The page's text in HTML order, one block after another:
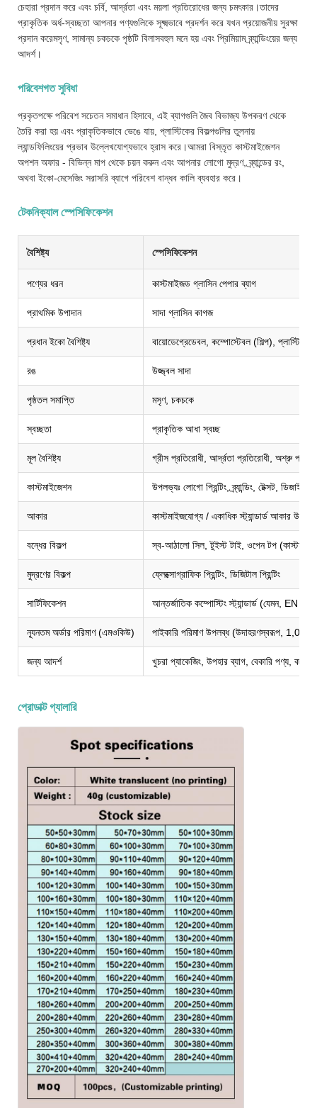
চেহারা প্রদান করে এবং চর্বি, আর্দ্রতা এবং ময়লা প্রতিরোধের জন্য চমৎকার।তাদের
প্রাকৃতিক অর্ধ-স্বচ্ছতা আপনার পণ্যগুলিকে সূক্ষ্মভাবে প্রদর্শন করে যখন প্রয়োজনীয় সুরক্ষা
প্রদান করেমসৃণ, সামান্য চকচকে পৃষ্ঠটি বিলাসবহুল মনে হয় এবং প্রিমিয়াম ব্র্যান্ডিংয়ের জন্য
আদর্শ।
পরিবেশগত সুবিধা
প্রকৃতপক্ষে পরিবেশ সচেতন সমাধান হিসাবে, এই ব্যাগগুলি জৈব বিভাজ্য উপকরণ থেকে
তৈরি করা হয় এবং প্রাকৃতিকভাবে ভেঙে যায়, প্লাস্টিকের বিকল্পগুলির তুলনায়
ল্যান্ডফিলিংয়ের প্রভাব উল্লেখযোগ্যভাবে হ্রাস করে।আমরা বিস্তৃত কাস্টমাইজেশন
অপশন অফার - বিভিন্ন মাপ থেকে চয়ন করুন এবং আপনার লোগো মুদ্রণ, ব্র্যান্ডের রং,
অথবা ইকো-মেসেজিং সরাসরি ব্যাগে পরিবেশ বান্ধব কালি ব্যবহার করে।
টেকনিক্যাল স্পেসিফিকেশন
বৈশিষ্ট্য স্পেসিফিকেশন
পণ্যের ধরন কাস্টমাইজড গ্লাসিন পেপার ব্যাগ
প্রাথমিক উপাদান সাদা গ্লাসিন কাগজ
প্রধান ইকো বৈশিষ্ট্য বায়োডেগ্রেডেবল, কম্পোস্টেবল (শিল্প), প্লাস্টিক
রঙ উজ্জ্বল সাদা
পৃষ্ঠতল সমাপ্তি মসৃণ, চকচকে
স্বচ্ছতা প্রাকৃতিক আধা স্বচ্ছ
মূল বৈশিষ্ট্য গ্রীস প্রতিরোধী, আর্দ্রতা প্রতিরোধী, অশ্রু
কাস্টমাইজেশন উপলভ্যঃ লোগো প্রিন্টিং, ব্র্যান্ডিং, টেক্সট, ডিজাইন
আকার কাস্টমাইজযোগ্য / একাধিক স্ট্যান্ডার্ড আকার
বন্ধের বিকল্প স্ব-আঠালো সিল, টুইস্ট টাই, ওপেন টপ
মুদ্রণের বিকল্প ফ্লেক্সোগ্রাফিক প্রিন্টিং, ডিজিটাল প্রিন্টিং
সার্টিফিকেশন আন্তর্জাতিক কম্পোস্টিং স্ট্যান্ডার্ড (যেমন,
ন্যূনতম অর্ডার পরিমাণ (এমওকিউ) পাইকারি পরিমাণ উপলব্ধ (উদাহরণস্বরূপ, 1,000
জন্য আদর্শ খুচরা প্যাকেজিং, উপহার ব্যাগ, বেকারি পণ্য,
প্রোডাক্ট গ্যালারি